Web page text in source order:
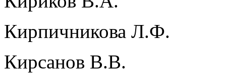
Кирпичникова Л.Ф.
Кирсанов В.В.